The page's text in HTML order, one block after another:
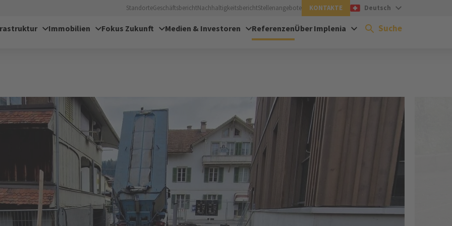
StandorteGeschäftsberichtNachhaltigkeitsberichtStellenangebote KONTAKTE Deutsch
Immobilien Fokus Zukunft Medien & Investoren ReferenzenÜber Implenia Suche